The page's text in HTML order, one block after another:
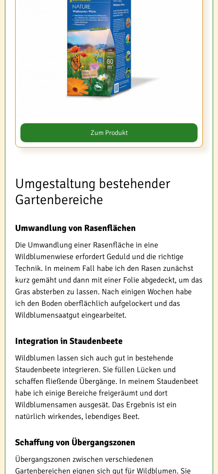
Zum Produkt
Umgestaltung bestehender
Gartenbereiche
Umwandlung von Rasenflächen
Die Umwandlung einer Rasenfläche in eine
Wildblumenwiese erfordert Geduld und die richtige
Technik. In meinem Fall habe ich den Rasen zunächst
kurz gemäht und dann mit einer Folie abgedeckt, um das
Gras absterben zu lassen. Nach einigen Wochen habe
ich den Boden oberflächlich aufgelockert und das
Wildblumensaatgut eingearbeitet.
Integration in Staudenbeete
Wildblumen lassen sich auch gut in bestehende
Staudenbeete integrieren. Sie füllen Lücken und
schaffen fließende Übergänge. In meinem Staudenbeet
habe ich einige Bereiche freigeräumt und dort
Wildblumensamen ausgesät. Das Ergebnis ist ein
natürlich wirkendes, lebendiges Beet.
Schaffung von Übergangszonen
Übergangszonen zwischen verschiedenen
Gartenbereichen eignen sich gut für Wildblumen. Sie